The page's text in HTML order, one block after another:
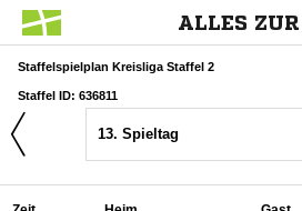
ALLES
Staffelspielplan Kreisliga Staffel 2
Staffel ID: 636811
13. Spieltag